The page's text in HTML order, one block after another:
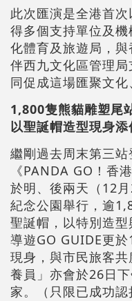
此次匯演是全港首
得多個支持單位及
化體育及旅遊局，
伴西九文化區管理
同促成這場匯聚文化
1,800隻熊貓雕塑尾
以聖誕帽造型現身
繼剛過去周末第三站
《PANDA GO！香
於明、後兩天（12
紀念公園舉行，逾
聖誕帽，以特別造
導遊GO GUIDE更
現身，與市民旅客
養員」亦會於26日
家。（只限已成功認